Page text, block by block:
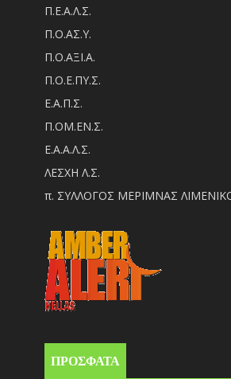
Π.Ε.Α.Λ.Σ.
Π.Ο.ΑΣ.Υ.
Π.Ο.ΑΞΙ.Α.
Π.Ο.Ε.ΠΥ.Σ.
Ε.Α.Π.Σ.
Π.ΟM.EN.Σ.
Ε.Α.Α.Λ.Σ.
ΛΕΣΧΗ Λ.Σ.
π. ΣΥΛΛΟΓΟΣ ΜΕΡΙΜΝΑΣ
ΠΡΟΣΦΑΤΑ